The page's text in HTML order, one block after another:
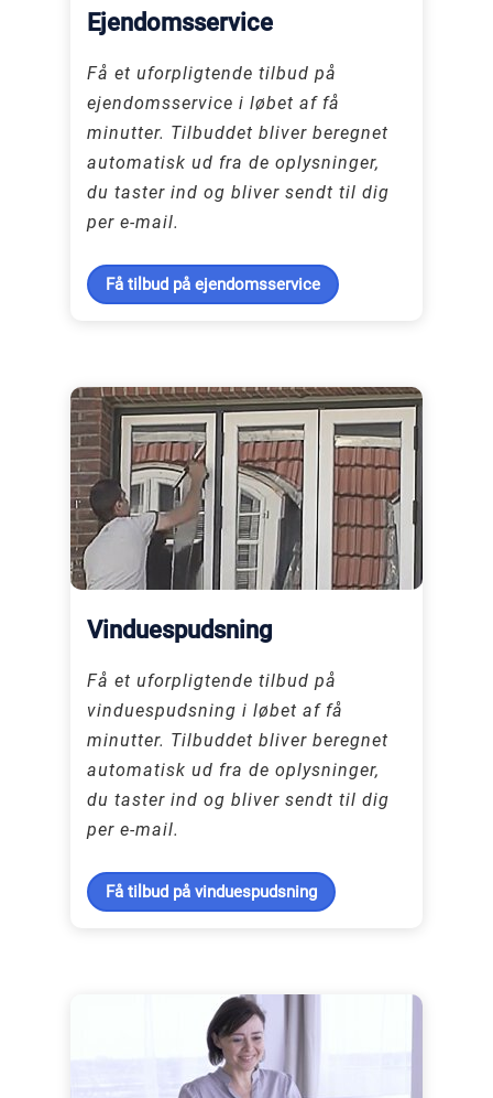
Ejendomsservice
Få et uforpligtende tilbud på
ejendomsservice i løbet af få
minutter. Tilbuddet bliver beregnet
automatisk ud fra de oplysninger,
du taster ind og bliver sendt til dig
per e-mail.
Få tilbud på ejendomsservice
Vinduespudsning
Få et uforpligtende tilbud på
vinduespudsning i løbet af få
minutter. Tilbuddet bliver beregnet
automatisk ud fra de oplysninger,
du taster ind og bliver sendt til dig
per e-mail.
Få tilbud på vinduespudsning